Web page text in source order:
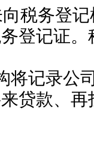
税务登
登记证
将记录公
贷款、